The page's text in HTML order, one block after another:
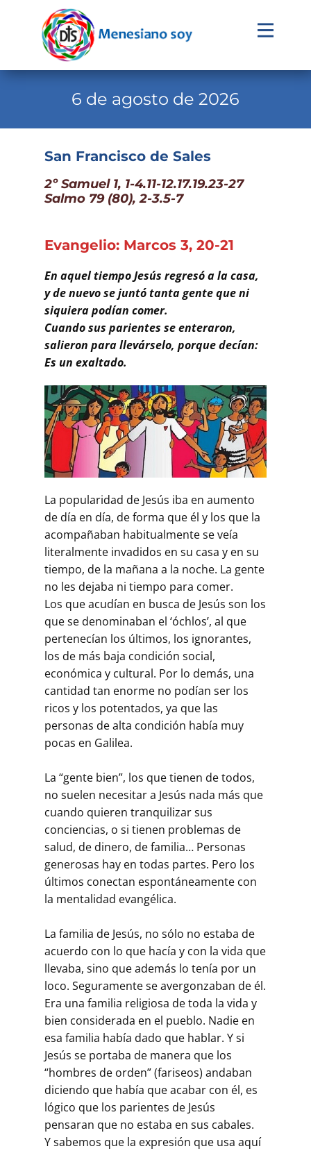
Evangelio
Familia Menesiana
Contacto
Buscar
6 de agosto de 2026
San Francisco de Sales
2º Samuel 1, 1-4.11-12.17.19.23-27
Salmo 79 (80), 2-3.5-7
Evangelio: Marcos 3, 20-21
En aquel tiempo Jesús regresó a la casa,
y de nuevo se juntó tanta gente que ni
siquiera podían comer.
Cuando sus parientes se enteraron,
salieron para llevárselo, porque decían:
Es un exaltado.
La popularidad de Jesús iba en aumento
de día en día, de forma que él y los que la
acompañaban habitualmente se veía
literalmente invadidos en su casa y en su
tiempo, de la mañana a la noche. La gente
no les dejaba ni tiempo para comer.
Los que acudían en busca de Jesús son los
que se denominaban el ‘óchlos’, al que
pertenecían los últimos, los ignorantes,
los de más baja condición social,
económica y cultural. Por lo demás, una
cantidad tan enorme no podían ser los
ricos y los potentados, ya que las
personas de alta condición había muy
pocas en Galilea.
La “gente bien”, los que tienen de todos,
no suelen necesitar a Jesús nada más que
cuando quieren tranquilizar sus
conciencias, o si tienen problemas de
salud, de dinero, de familia… Personas
generosas hay en todas partes. Pero los
últimos conectan espontáneamente con
la mentalidad evangélica.
La familia de Jesús, no sólo no estaba de
acuerdo con lo que hacía y con la vida que
llevaba, sino que además lo tenía por un
loco. Seguramente se avergonzaban de él.
Era una familia religiosa de toda la vida y
bien considerada en el pueblo. Nadie en
esa familia había dado que hablar. Y si
Jesús se portaba de manera que los
“hombres de orden” (fariseos) andaban
diciendo que había que acabar con él, es
lógico que los parientes de Jesús
pensaran que no estaba en sus cabales.
Y sabemos que la expresión que usa aquí